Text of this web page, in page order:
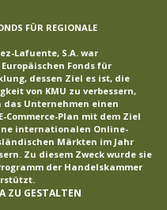
FÜR REGIONALE
Lafuente, S.A. war
Fonds für
dessen Ziel es ist, die
von KMU zu verbessern,
das Unternehmen einen
Plan mit dem Ziel
internationalen Online-
Märkten im Jahr
Zu diesem Zweck wurde sie
der Handelskammer
ZU GESTALTEN